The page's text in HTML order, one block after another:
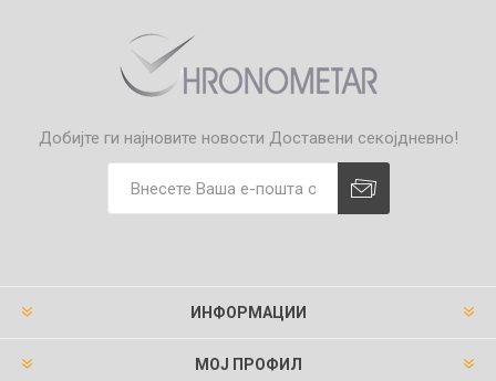
Добијте ги најновите новости Доставени секојдневно!
ИНФОРМАЦИИ
МОЈ ПРОФИЛ